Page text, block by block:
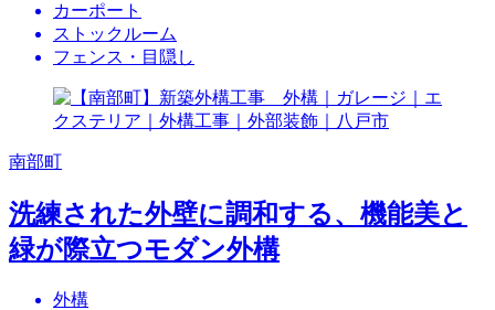
カーポート
ストックルーム
フェンス・目隠し
南部町
洗練された外壁に調和する、機能美と
緑が際立つモダン外構
外構